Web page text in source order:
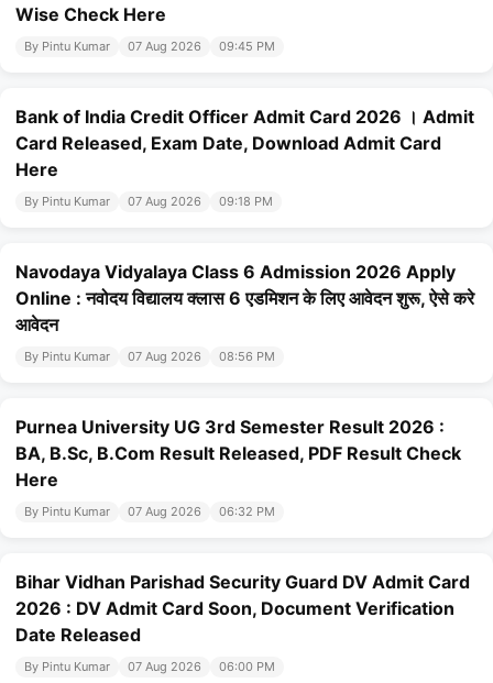
Wise Check Here
By Pintu Kumar 07 Aug 2026 09:45 PM
Bank of India Credit Officer Admit Card 2026 । Admit
Card Released, Exam Date, Download Admit Card
Here
By Pintu Kumar 07 Aug 2026 09:18 PM
Navodaya Vidyalaya Class 6 Admission 2026 Apply
Online : नवोदय विद्यालय क्लास 6 एडमिशन के लिए आवेदन शुरू, ऐसे करे
आवेदन
By Pintu Kumar 07 Aug 2026 08:56 PM
Purnea University UG 3rd Semester Result 2026 :
BA, B.Sc, B.Com Result Released, PDF Result Check
Here
By Pintu Kumar 07 Aug 2026 06:32 PM
Bihar Vidhan Parishad Security Guard DV Admit Card
2026 : DV Admit Card Soon, Document Verification
Date Released
By Pintu Kumar 07 Aug 2026 06:00 PM